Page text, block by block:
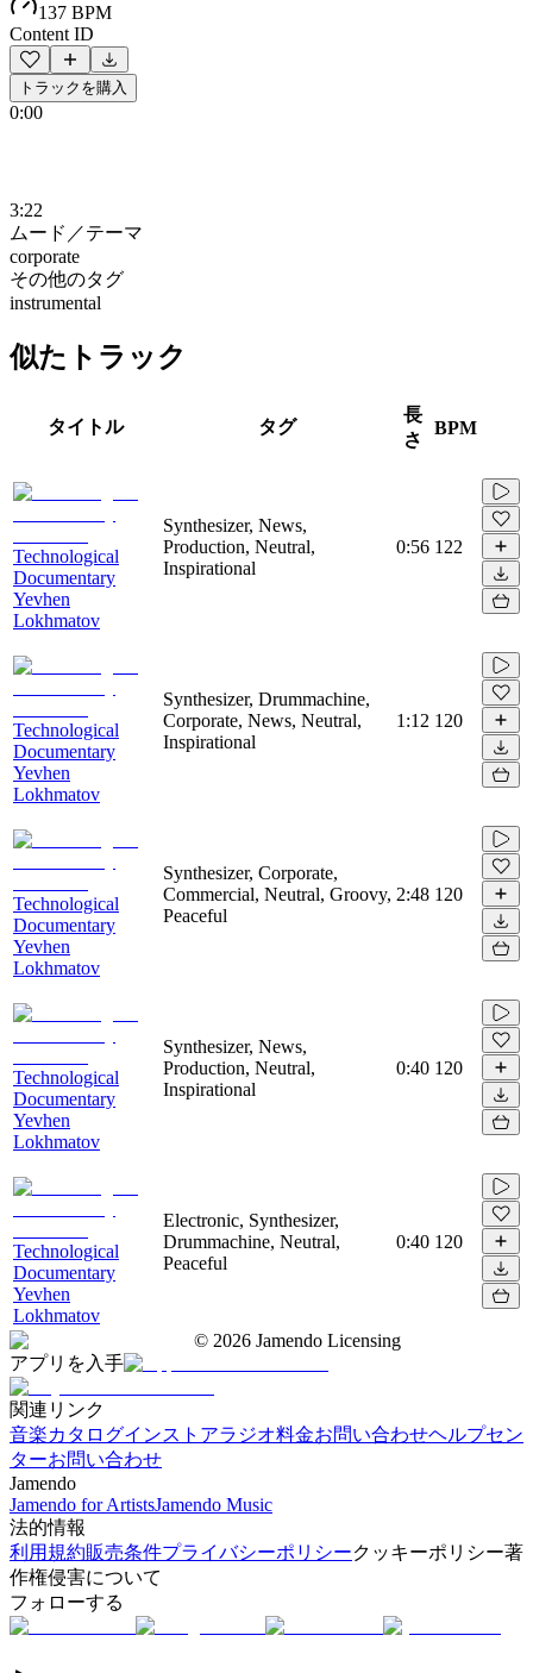
137 BPM
Content ID
トラックを購入
0:00
3:22
ムード／テーマ
corporate
その他のタグ
instrumental
似たトラック
タイトル タグ
長
さ
BPM
Technological
Documentary
Yevhen
Lokhmatov
Synthesizer, News,
Production, Neutral,
Inspirational
0:56 122
Technological
Documentary
Yevhen
Lokhmatov
Synthesizer, Drummachine,
Corporate, News, Neutral,
Inspirational
1:12 120
Technological
Documentary
Yevhen
Lokhmatov
Synthesizer, Corporate,
Commercial, Neutral, Groovy,
Peaceful
2:48 120
Technological
Documentary
Yevhen
Lokhmatov
Synthesizer, News,
Production, Neutral,
Inspirational
0:40 120
Technological
Documentary
Yevhen
Lokhmatov
Electronic, Synthesizer,
Drummachine, Neutral,
Peaceful
0:40 120
© 2026 Jamendo Licensing
アプリを入手
関連リンク
音楽カタログインストアラジオ料金お問い合わせヘルプセン
ターお問い合わせ
Jamendo
Jamendo for ArtistsJamendo Music
法的情報
利用規約販売条件プライバシーポリシークッキーポリシー著
作権侵害について
フォローする